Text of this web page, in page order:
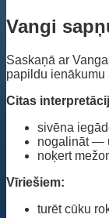
Vangi
Saskaņā ar
papildu ienākumu
Citas
sivēna
nogalināt —
noķert
Vīriešiem:
turēt cūku